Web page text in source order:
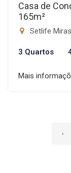
Casa de
165m²
Setlife
3 Quartos
Mais
‹